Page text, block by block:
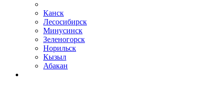
Канск
Лесосибирск
Минусинск
Зеленогорск
Норильск
Кызыл
Абакан